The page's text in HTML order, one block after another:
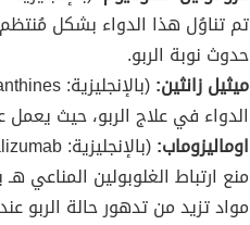
تم تناوُل هذا الدواء بشكل
حدوث نوبة الربو.
ميثيل زانثين:
الدواء في علاج الربو، حيث
اوماليزوماب:
منع ارتباط الغلوبولين المناعي
مواد تزيد من تدهور حالة الربو